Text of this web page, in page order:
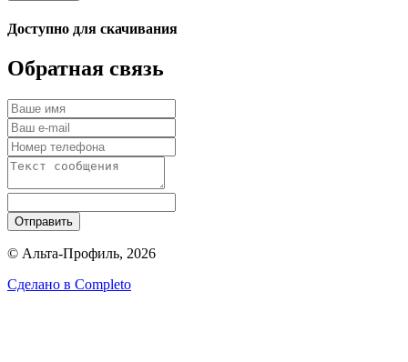
Доступно для скачивания
Обратная связь
Отправить
© Альта-Профиль, 2026
Сделано в Completo